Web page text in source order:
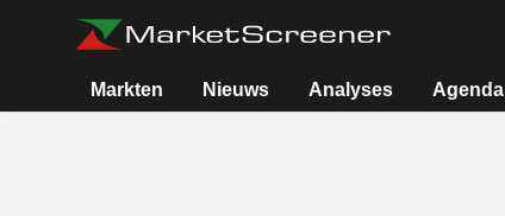
Markten Nieuws Analyses Agenda